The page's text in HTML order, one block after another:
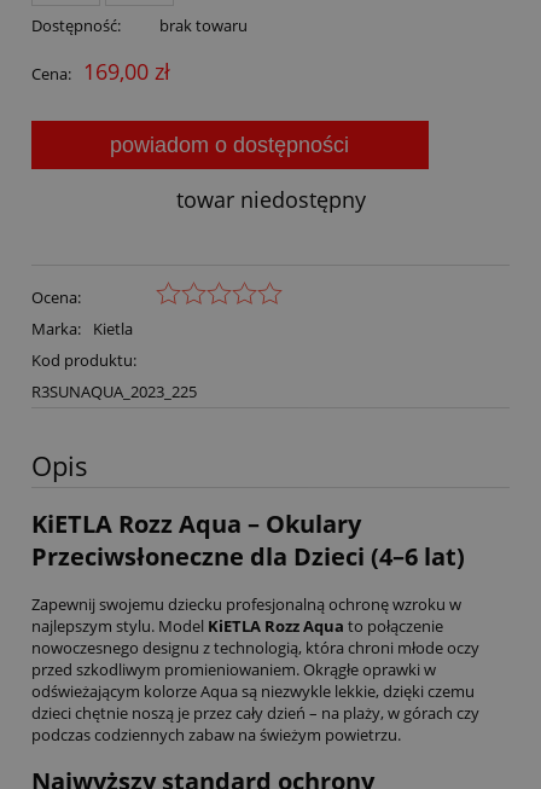
Dostępność: brak towaru
Cena: 169,00 zł
powiadom o dostępności
towar niedostępny
Ocena:
Marka:
Kietla
Kod produktu:
R3SUNAQUA_2023_225
Opis
KiETLA Rozz Aqua – Okulary
Przeciwsłoneczne dla Dzieci (4–6 lat)
Zapewnij swojemu dziecku profesjonalną ochronę wzroku w
najlepszym stylu. Model KiETLA Rozz Aqua to połączenie
nowoczesnego designu z technologią, która chroni młode oczy
przed szkodliwym promieniowaniem. Okrągłe oprawki w
odświeżającym kolorze Aqua są niezwykle lekkie, dzięki czemu
dzieci chętnie noszą je przez cały dzień – na plaży, w górach czy
podczas codziennych zabaw na świeżym powietrzu.
Najwyższy standard ochrony